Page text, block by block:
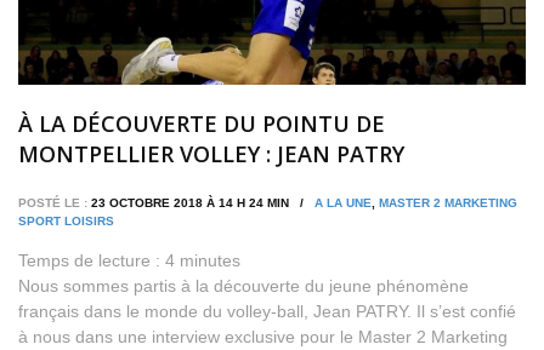
À LA DÉCOUVERTE DU POINTU DE
MONTPELLIER VOLLEY : JEAN PATRY
POSTÉ LE : 23 OCTOBRE 2018 À 14 H 24 MIN / A LA UNE, MASTER 2 MARKETING
SPORT LOISIRS
Temps de lecture : 4 minutes
Nous sommes partis à la découverte du jeune phénomène
français dans le monde du volley-ball, Jean PATRY. Il s’est confié
à nous dans une interview exclusive pour le Master 2 Marketing